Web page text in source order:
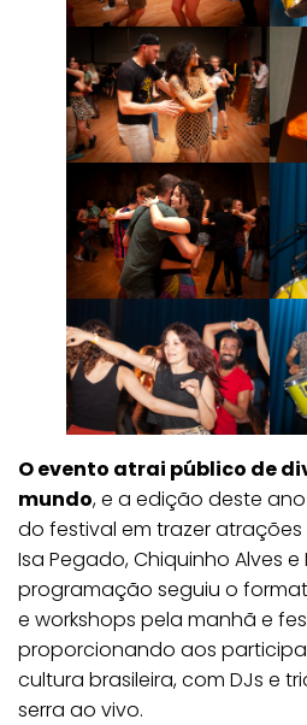
O evento atrai público de
mundo, e a edição deste
do festival em trazer atrações
Isa Pegado, Chiquinho Alves e
programação seguiu o
e workshops pela manhã e
proporcionando aos
cultura brasileira, com DJs e
serra ao vivo.